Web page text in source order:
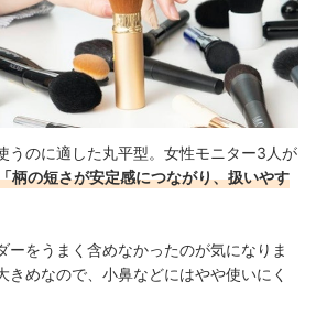
うのに適した丸平型。女性モニター3人が
柄の短さが安定感につながり、扱いやす
ーをうまく含めなかったのが気になりま
きめなので、小鼻などにはやや使いにく